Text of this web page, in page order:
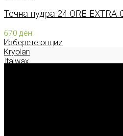
Течна пудра 24 ORE EXTRA
670 ден
Изберете опции
Kryolan
Italwax